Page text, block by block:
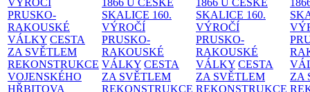
VÝROČÍ
PRUSKO-
RAKOUSKÉ
VÁLKY CESTA
ZA SVĚTLEM
REKONSTRUKCE
VOJENSKÉHO
HŘBITOVA
1866 U ČESKÉ
SKALICE 160.
VÝROČÍ
PRUSKO-
RAKOUSKÉ
VÁLKY CESTA
ZA SVĚTLEM
REKONSTRUKCE
1866 U ČESKÉ
SKALICE 160.
VÝROČÍ
PRUSKO-
RAKOUSKÉ
VÁLKY CESTA
ZA SVĚTLEM
REKONSTRUKCE
ZA